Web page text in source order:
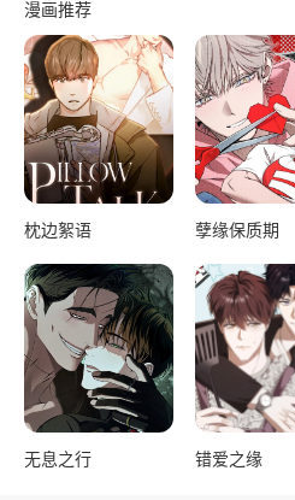
漫画推荐
枕边絮语 孽缘保质期
无息之行 错爱之缘